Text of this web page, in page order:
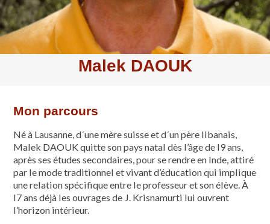
Malek DAOUK
Mon parcours
Né à Lausanne, d´une mère suisse et d´un père libanais,
Malek DAOUK quitte son pays natal dès l’âge de l9 ans,
après ses études secondaires, pour se rendre en Inde, attiré
par le mode traditionnel et vivant d’éducation qui implique
une relation spécifique entre le professeur et son élève. À
l7 ans déjà les ouvrages de J. Krisnamurti lui ouvrent
l’horizon intérieur.